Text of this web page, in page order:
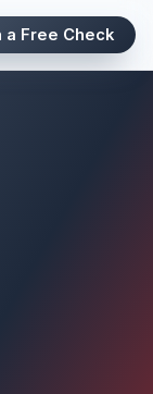
a Free Check